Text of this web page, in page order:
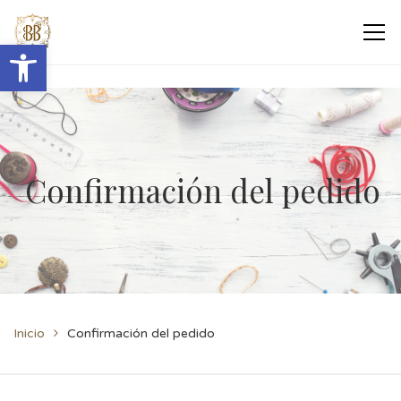
Abrir barra de herramientas
Confirmación del pedido
Inicio Confirmación del pedido